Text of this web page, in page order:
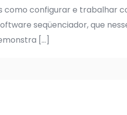
como configurar e trabalhar
seqüenciador, que
[…]